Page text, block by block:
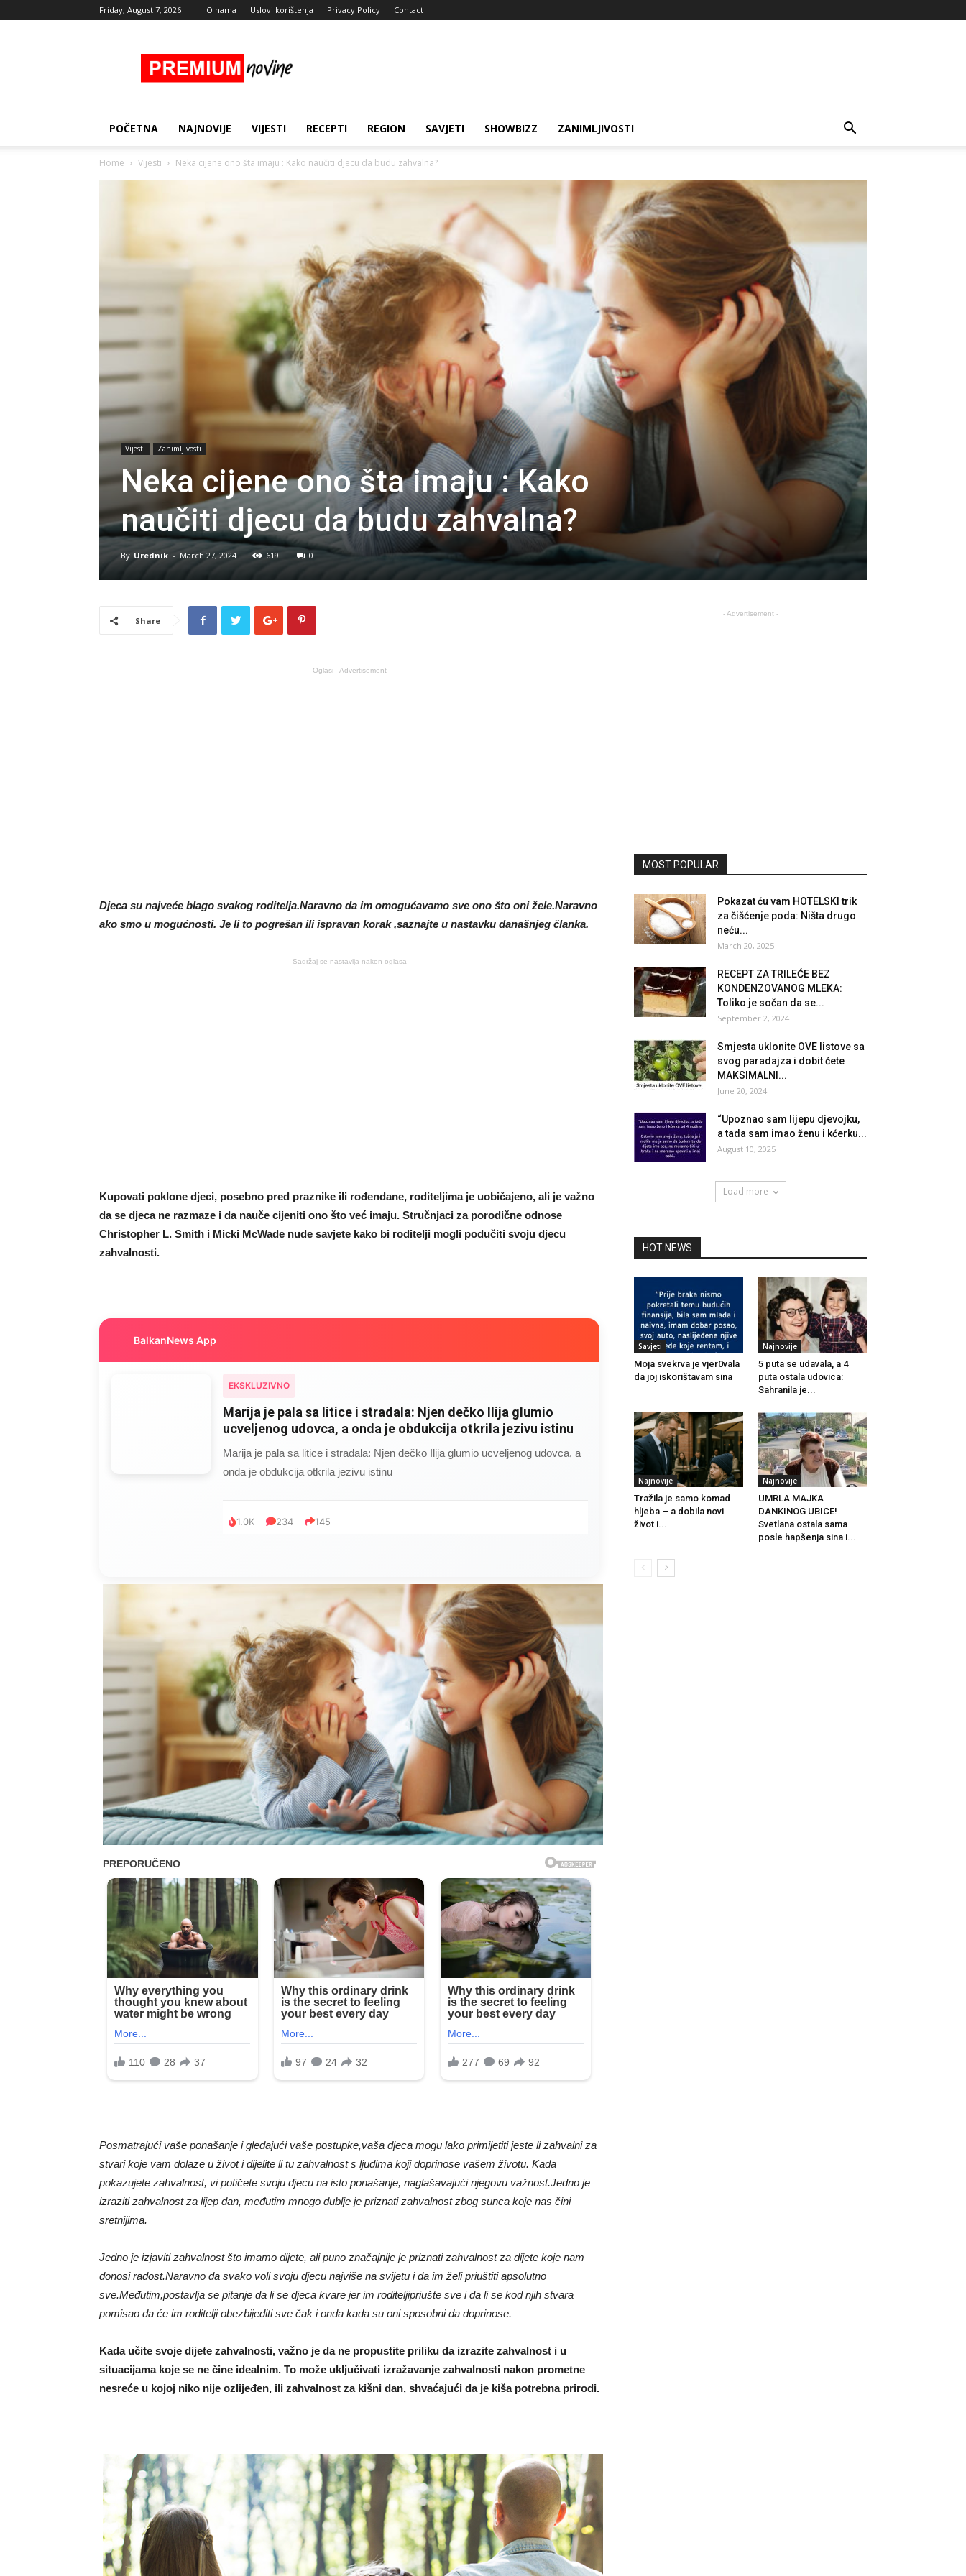
Friday, August 7, 2026 O nama Uslovi korištenja Privacy Policy Contact
Novine
POČETNA NAJNOVIJE VIJESTI RECEPTI REGION SAVJETI SHOWBIZZ ZANIMLJIVOSTI
Home Vijesti Neka cijene ono šta imaju : Kako naučiti djecu da budu zahvalna?
Vijesti Zanimljivosti
Neka cijene ono šta imaju : Kako
naučiti djecu da budu zahvalna?
By Urednik - March 27, 2024 619 0
Share
Oglasi - Advertisement
Djeca su najveće blago svakog roditelja.Naravno da im omogućavamo sve ono što oni žele.Naravno
ako smo u mogućnosti. Je li to pogrešan ili ispravan korak ,saznajte u nastavku današnjeg članka.
Sadržaj se nastavlja nakon oglasa
Kupovati poklone djeci, posebno pred praznike ili rođendane, roditeljima je uobičajeno, ali je važno
da se djeca ne razmaze i da nauče cijeniti ono što već imaju. Stručnjaci za porodične odnose
Christopher L. Smith i Micki McWade nude savjete kako bi roditelji mogli podučiti svoju djecu
zahvalnosti.
BalkanNews App
EKSKLUZIVNO
Marija je pala sa litice i stradala: Njen dečko Ilija glumio
ucveljenog udovca, a onda je obdukcija otkrila jezivu istinu
Marija je pala sa litice i stradala: Njen dečko Ilija glumio ucveljenog udovca, a
onda je obdukcija otkrila jezivu istinu
1.0K 234 145
Posmatrajući vaše ponašanje i gledajući vaše postupke,vaša djeca mogu lako primijetiti jeste li zahvalni za
stvari koje vam dolaze u život i dijelite li tu zahvalnost s ljudima koji doprinose vašem životu. Kada
pokazujete zahvalnost, vi potičete svoju djecu na isto ponašanje, naglašavajući njegovu važnost.Jedno je
izraziti zahvalnost za lijep dan, međutim mnogo dublje je priznati zahvalnost zbog sunca koje nas čini
sretnijima.
Jedno je izjaviti zahvalnost što imamo dijete, ali puno značajnije je priznati zahvalnost za dijete koje nam
donosi radost.Naravno da svako voli svoju djecu najviše na svijetu i da im želi priuštiti apsolutno
sve.Međutim,postavlja se pitanje da li se djeca kvare jer im roditeljipriušte sve i da li se kod njih stvara
pomisao da će im roditelji obezbijediti sve čak i onda kada su oni sposobni da doprinose.
Kada učite svoje dijete zahvalnosti, važno je da ne propustite priliku da izrazite zahvalnost i u
situacijama koje se ne čine idealnim. To može uključivati izražavanje zahvalnosti nakon prometne
nesreće u kojoj niko nije ozlijeđen, ili zahvalnost za kišni dan, shvaćajući da je kiša potrebna prirodi.
- Advertisement -
MOST POPULAR
Pokazat ću vam HOTELSKI trik
za čišćenje poda: Ništa drugo
neću...
March 20, 2025
RECEPT ZA TRILEĆE BEZ
KONDENZOVANOG MLEKA:
Toliko je sočan da se...
September 2, 2024
Smjesta uklonite OVE listove sa
svog paradajza i dobit ćete
MAKSIMALNI...
June 20, 2024
“Upoznao sam lijepu djevojku,
a tada sam imao ženu i kćerku...
August 10, 2025
Load more
HOT NEWS
Savjeti
Moja svekrva je vjer0vala
da joj iskorištavam sina
Najnovije
5 puta se udavala, a 4
puta ostala udovica:
Sahranila je...
Najnovije
Tražila je samo komad
hljeba – a dobila novi
život i...
Najnovije
UMRLA MAJKA
DANKINOG UBICE!
Svetlana ostala sama
posle hapšenja sina i...